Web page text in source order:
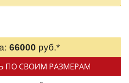
66000 руб.*
ПО СВОИМ РАЗМЕРАМ